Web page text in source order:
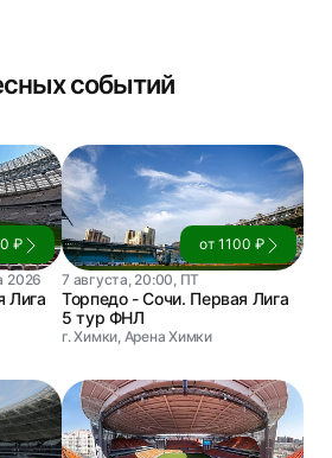
событий
₽
2026
Лига
от 1100 ₽
7 августа, 20:00, ПТ
Торпедо - Сочи. Первая Лига
5 тур ФНЛ
г. Химки, Арена Химки